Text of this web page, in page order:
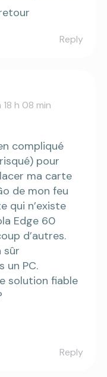
Reply
h 08 min
compliqué
pour
ma carte
de mon feu
qui n’existe
Edge 60
d’autres.
sûr
un PC.
solution fiable
Reply